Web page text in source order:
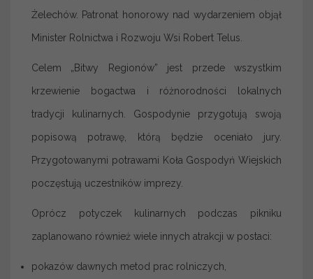
Żelechów. Patronat honorowy nad wydarzeniem objął
Minister Rolnictwa i Rozwoju Wsi Robert Telus.
Celem „Bitwy Regionów” jest przede wszystkim
krzewienie bogactwa i różnorodności lokalnych
tradycji kulinarnych. Gospodynie przygotują swoją
popisową potrawę, którą będzie oceniało jury.
Przygotowanymi potrawami Koła Gospodyń Wiejskich
poczęstują uczestników imprezy.
Oprócz potyczek kulinarnych podczas pikniku
zaplanowano również wiele innych atrakcji w postaci:
pokazów dawnych metod prac rolniczych,